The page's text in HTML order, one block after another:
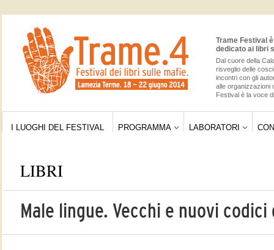
Trame Festival
dedicato ai libri
Dal cuore della
risveglio delle
incontri con gli
alle organizzazioni
Festival è la voce
I LUOGHI DEL FESTIVAL PROGRAMMA LABORATORI
LIBRI
Male lingue. Vecchi e nuovi